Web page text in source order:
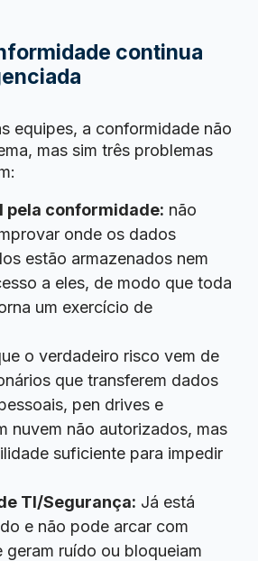
continua
equipes, a conformidade não
mas sim três problemas
pela conformidade: não
onde os dados
estão armazenados nem
a eles, de modo que toda
um exercício de
o verdadeiro risco vem de
que transferem dados
pen drives e
nuvem não autorizados, mas
suficiente para impedir
TI/Segurança: Já está
e não pode arcar com
geram ruído ou bloqueiam